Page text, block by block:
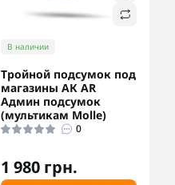
В наличии
Тройной подсумок под
магазины АК AR
Админ подсумок
(мультикам Molle)
0
1 980 грн.